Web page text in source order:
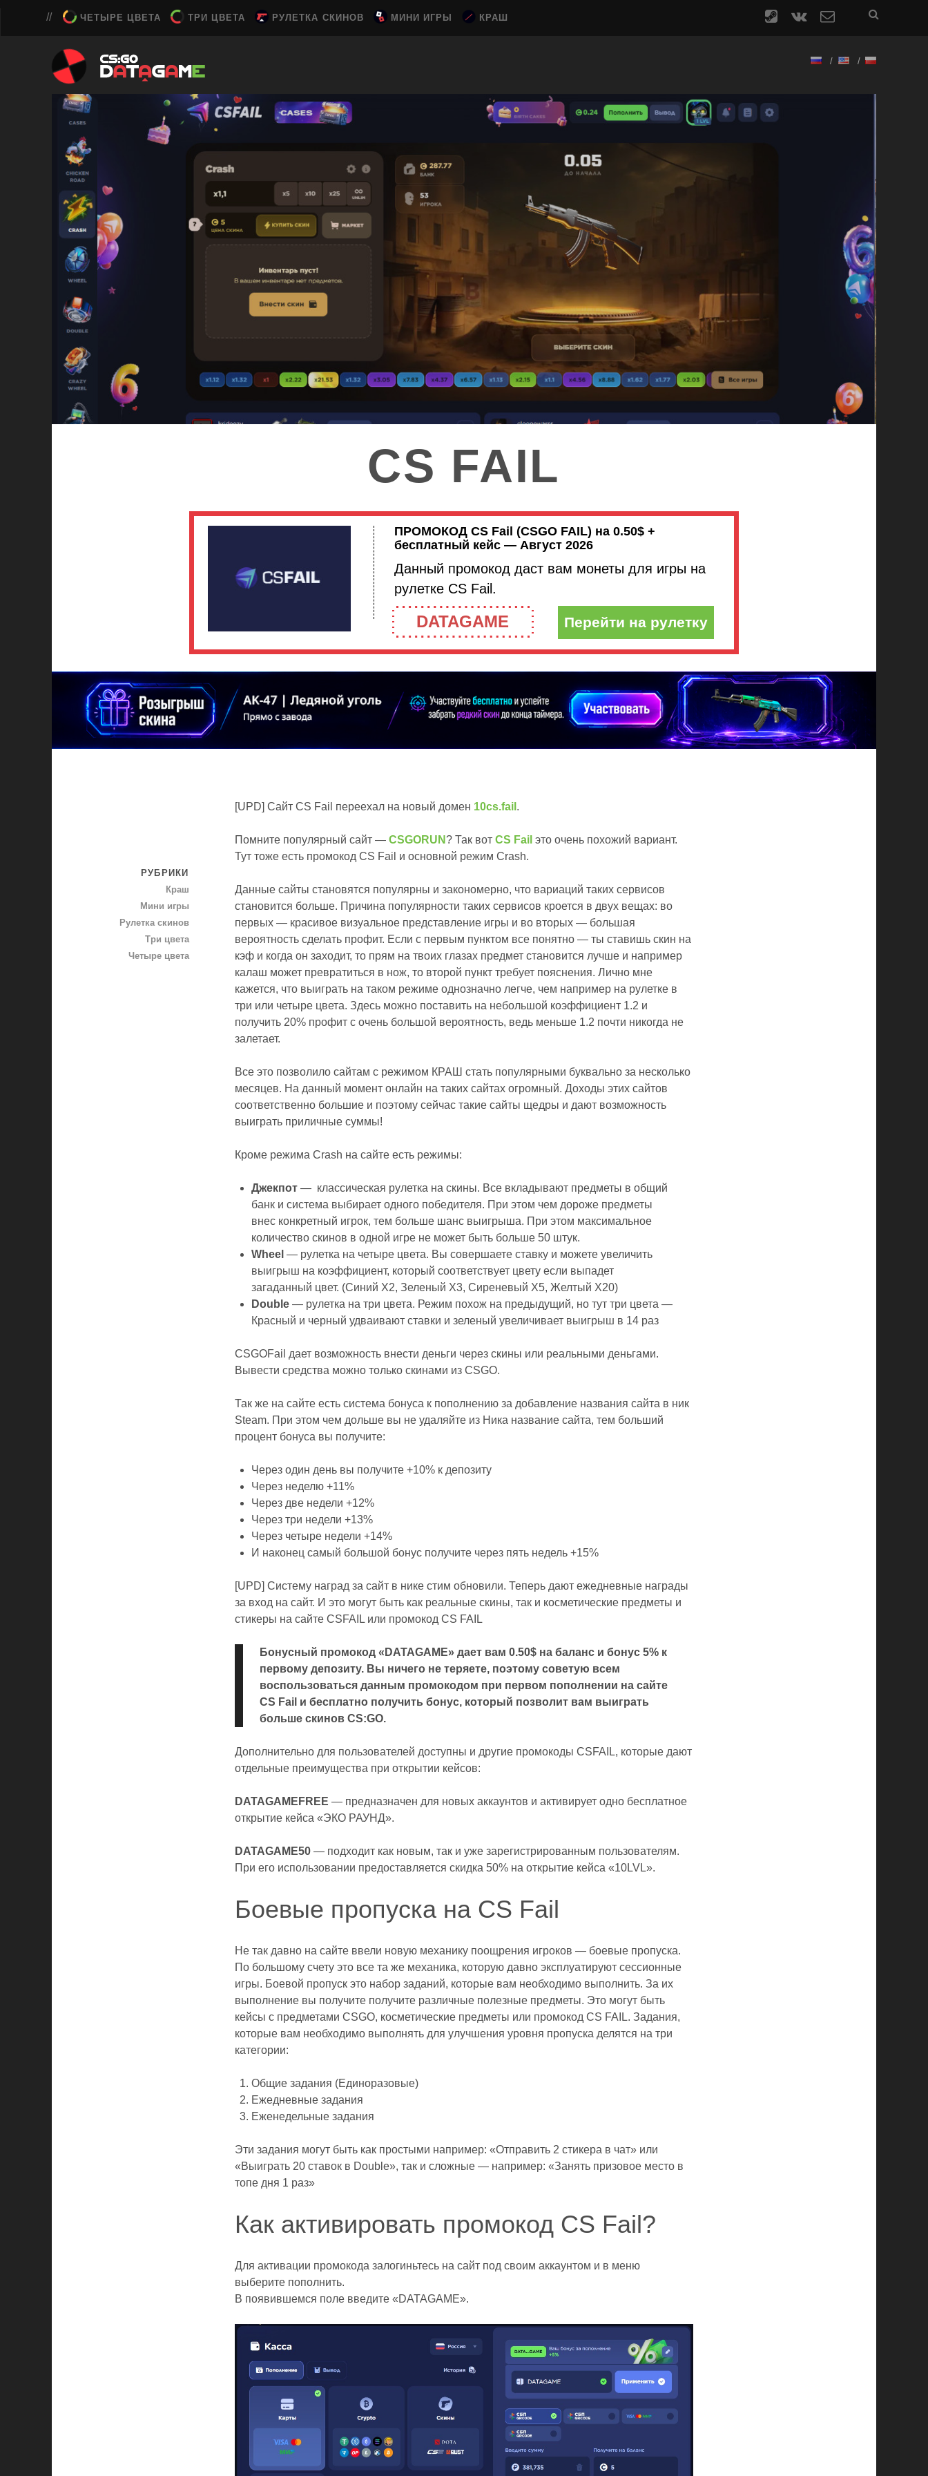
ЧЕТЫРЕ ЦВЕТА ТРИ ЦВЕТА РУЛЕТКА СКИНОВ МИНИ ИГРЫ КРАШ steamvk
contact
CS FAIL
ПРОМОКОД CS Fail (CSGO FAIL) на 0.50$ +
бесплатный кейс — Август 2026
Данный промокод даст вам монеты для игры на
рулетке CS Fail.
DATAGAME Перейти на рулетку
[UPD] Сайт CS Fail переехал на новый домен 10cs.fail .
Помните популярный сайт —CSGORUN? Так вотCS Fail это очень похожий вариант.
Тут тоже есть промокод CS Fail и основной режим Crash.
Данные сайты становятся популярны и закономерно, что вариаций таких сервисов
становится больше. Причина популярности таких сервисов кроется в двух вещах: во
первых — красивое визуальное представление игры и во вторых — большая
вероятность сделать профит. Если с первым пунктом все понятно — ты ставишь скин на
кэф и когда он заходит, то прям на твоих глазах предмет становится лучше и например
калаш может превратиться в нож, то второй пункт требует пояснения. Лично мне
кажется, что выиграть на таком режиме однозначно легче, чем например на рулетке в
три или четыре цвета. Здесь можно поставить на небольшой коэффициент 1.2 и
получить 20% профит с очень большой вероятность, ведь меньше 1.2 почти никогда не
залетает.
Все это позволило сайтам с режимом КРАШ стать популярными буквально за несколько
месяцев. На данный момент онлайн на таких сайтах огромный. Доходы этих сайтов
соответственно большие и поэтому сейчас такие сайты щедры и дают возможность
выиграть приличные суммы!
Кроме режима Crash на сайте есть режимы:
Джекпот — классическая рулетка на скины. Все вкладывают предметы в общий
банк и система выбирает одного победителя. При этом чем дороже предметы
внес конкретный игрок, тем больше шанс выигрыша. При этом максимальное
количество скинов в одной игре не может быть больше 50 штук.
Wheel— рулетка на четыре цвета. Вы совершаете ставку и можете увеличить
выигрыш на коэффициент, который соответствует цвету если выпадет
загаданный цвет. (Синий X2, Зеленый X3, Сиреневый X5, Желтый X20)
Double— рулетка на три цвета. Режим похож на предыдущий, но тут три цвета —
Красный и черный удваивают ставки и зеленый увеличивает выигрыш в 14 раз
CSGOFail дает возможность внести деньги через скины или реальными деньгами.
Вывести средства можно только скинами из CSGO.
Так же на сайте есть система бонуса к пополнению за добавление названия сайта в ник
Steam. При этом чем дольше вы не удаляйте из Ника название сайта, тем больший
процент бонуса вы получите:
Через один день вы получите +10% к депозиту
Через неделю +11%
Через две недели +12%
Через три недели +13%
Через четыре недели +14%
И наконец самый большой бонус получите через пять недель +15%
[UPD] Систему наград за сайт в нике стим обновили. Теперь дают ежедневные награды
за вход на сайт. И это могут быть как реальные скины, так и косметические предметы и
стикеры на сайте CSFAIL или промокод CS FAIL
Бонусный промокод «DATAGAME» дает вам 0.50$ на баланс и бонус 5% к
первому депозиту. Вы ничего не теряете, поэтому советую всем
воспользоваться данным промокодом при первом пополнении на сайте
CS Fail и бесплатно получить бонус, который позволит вам выиграть
больше скинов CS:GO.
Дополнительно для пользователей доступны и другие промокоды CSFAIL, которые дают
отдельные преимущества при открытии кейсов:
DATAGAMEFREE — предназначен для новых аккаунтов и активирует одно бесплатное
открытие кейса «ЭКО РАУНД».
DATAGAME50 — подходит как новым, так и уже зарегистрированным пользователям.
При его использовании предоставляется скидка 50% на открытие кейса «10LVL».
Боевые пропуска на CS Fail
Не так давно на сайте ввели новую механику поощрения игроков — боевые пропуска.
По большому счету это все та же механика, которую давно эксплуатируют сессионные
игры. Боевой пропуск это набор заданий, которые вам необходимо выполнить. За их
выполнение вы получите получите различные полезные предметы. Это могут быть
кейсы с предметами CSGO, косметические предметы или промокод CS FAIL. Задания,
которые вам необходимо выполнять для улучшения уровня пропуска делятся на три
категории:
Общие задания (Единоразовые)
Ежедневные задания
Еженедельные задания
Эти задания могут быть как простыми например: «Отправить 2 стикера в чат» или
«Выиграть 20 ставок в Double», так и сложные — например: «Занять призовое место в
топе дня 1 раз»
Как активировать промокод CS Fail?
Для активации промокода залогиньтесь на сайт под своим аккаунтом и в меню
выберите пополнить.
В появившемся поле введите «DATAGAME».
РУБРИКИ
Краш
Мини игры
Рулетка скинов
Три цвета
Четыре цвета